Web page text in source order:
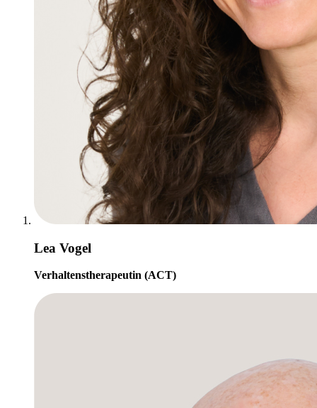
Lea Vogel
Verhaltenstherapeutin (ACT)